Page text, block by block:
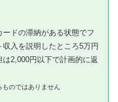
ードの滞納がある状態でフ
入を説明したところ5万円
2,000円以下で計画的に返
のではありません